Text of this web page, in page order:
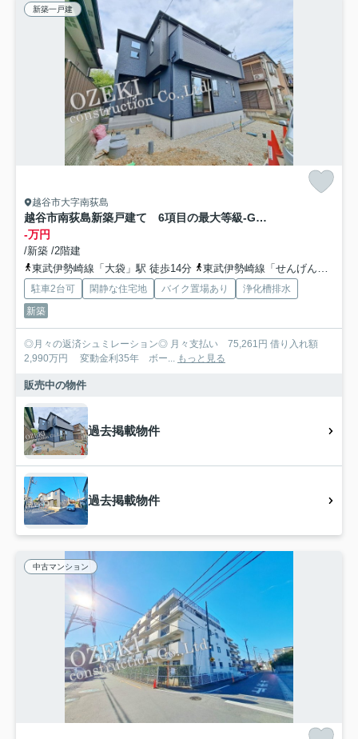
新築一戸建
越谷市大字南荻島
越谷市南荻島新築戸建て 6項目の最大等級-GRAFAREグラファーレ-
-万円
/新築 /2階建
東武伊勢崎線「大袋」駅 徒歩14分
東武伊勢崎線「せんげん台」駅 徒歩28分
駐車2台可 閑静な住宅地 バイク置場あり
浄化槽排水
新築
◎月々の返済シュミレーション◎ 月々支払い 75,261円 借り入れ額
2,990万円 変動金利35年 ボー... もっと見る
販売中の物件
過去掲載物件
過去掲載物件
中古マンション